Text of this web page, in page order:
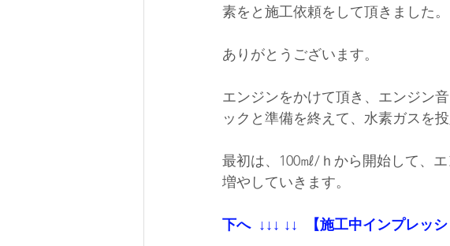
素をと施工依頼をして頂きました。
ありがとうございます。
エンジンをかけて頂き、エンジン
ックと準備を終えて、水素ガスを投
最初は、100㎖/ｈから開始して、
増やしていきます。
下へ  ↓↓↓ ↓↓  【施工中インプレッシ